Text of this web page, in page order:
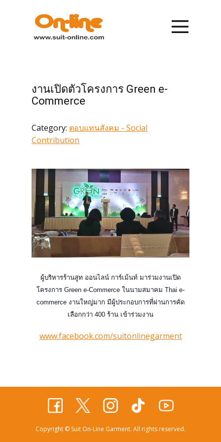
หน้าแรก
การสั่งซื้อ
การชำระเงิน
ข่าวสาร
ติดต่อเรา
โทร 099 11 44 919
แอดไลน์ @suitonline
Login
งานเปิดตัวโครงการ Green e-
Commerce
Category: ตอบแทนสังคม - Social
Contribution
ผู้บริหารร้านสูท ออนไลน์ การ์เม้นท์ มาร่วมงานเปิด
โครงการ Green e-Commerce ในนามสมาคม Thai e-
commerce งานใหญ่มาก มีผู้ประกอบการที่ผ่านการคัด
เลือกกว่า 400 ร้าน เข้าร่วมงาน
www.facebook.com/suitonlinegarment
Copyrig​ht © Suit On-Line Garment. All rights reserved.